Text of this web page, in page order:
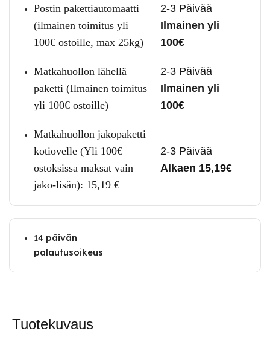
Postin pakettiautomaatti
(ilmainen toimitus yli
100€ ostoille, max 25kg)
2-3 Päivää
Ilmainen yli
100€
Matkahuollon lähellä
paketti (Ilmainen toimitus
yli 100€ ostoille)
2-3 Päivää
Ilmainen yli
100€
Matkahuollon jakopaketti
kotiovelle (Yli 100€
ostoksissa maksat vain
jako-lisän): 15,19 €
2-3 Päivää
Alkaen 15,19€
14 päivän
palautusoikeus
Tuotekuvaus